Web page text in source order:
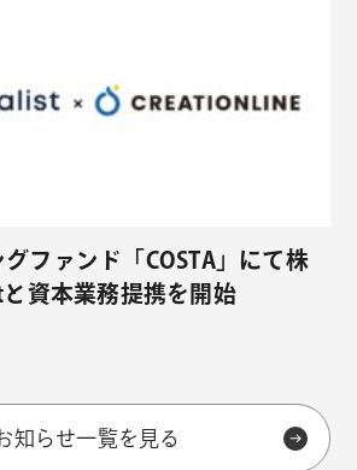
ファンド「COSTA」にて株
資本業務提携を開始
知らせ一覧を見る